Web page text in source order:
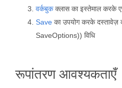
वर्कबुकक्लास का इस्तेमाल करके
Save का उपयोग करके दस्तावेज़
SaveOptions)) विधि
रूपांतरण आवश्यकताएँ